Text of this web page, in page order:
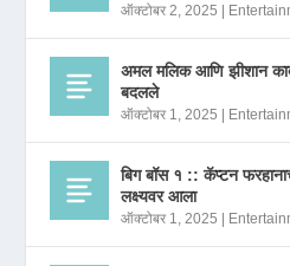
ऑक्टोबर 2, 2025
अमल मलिक आणि झीशान
बदलले
ऑक्टोबर 1, 2025
बिग बॉस १ :: कॅप्टन
लक्ष्यवर आला
ऑक्टोबर 1, 2025